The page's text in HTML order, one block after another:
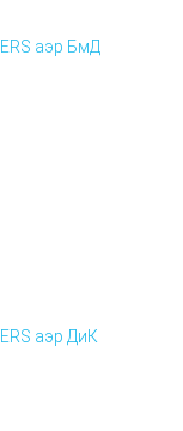
аэр БмД
аэр ДиК